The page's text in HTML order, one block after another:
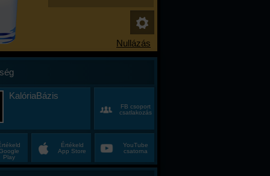
KalóriaBázis
FB csoport
csatlakozás
Play
Értékeld
App Store
YouTube
csatorna